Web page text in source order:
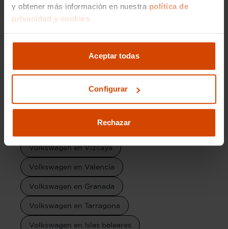
y obtener más información en nuestra política de
privacidad y cookies.
Aceptar todas
Configurar
Rechazar
Volkswagen en Almería
Volkswagen en Albacete
Volkswagen en Barcelona
Volkswagen en Zaragoza
Volkswagen en Málaga
Volkswagen en Sevilla
Volkswagen en Vizcaya
Volkswagen en Valencia
Volkswagen en Granada
Volkswagen en Tarragona
Volkswagen en Islas baleares